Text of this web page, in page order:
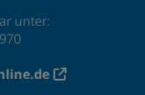
unter: